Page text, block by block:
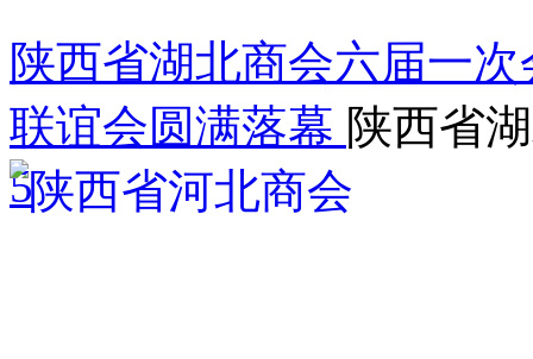
陕西省湖北商会六届一
联谊会圆满落幕 陕西省
5